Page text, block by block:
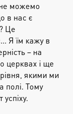
можемо
в нас є
Це
Я їм кажу в
– на
церквах і ще
якими ми
полі. Тому